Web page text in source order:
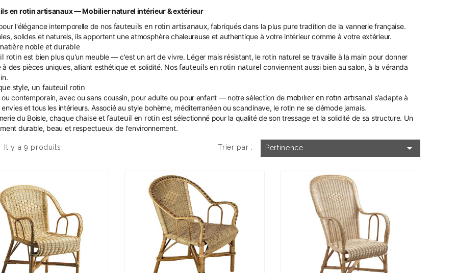
en rotin artisanaux — Mobilier naturel intérieur & extérieur
l'élégance intemporelle de nos fauteuils en rotin artisanaux, fabriqués dans la plus pure tradition de la vannerie française.
solides et naturels, ils apportent une atmosphère chaleureuse et authentique à votre intérieur comme à votre extérieur.
noble et durable
rotin est bien plus qu'un meuble — c'est un art de vivre. Léger mais résistant, le rotin naturel se travaille à la main pour donner
à des pièces uniques, alliant esthétique et solidité. Nosfauteuils en rotin naturel conviennent aussi bien au salon, à la véranda
style, un fauteuil rotin
ou contemporain, avec ou sans coussin, pour adulte ou pour enfant — notre sélection de mobilier en rotin artisanal s'adapte à
et tous les intérieurs. Associé au style bohème, méditerranéen ou scandinave, le rotin ne se démode jamais.
du Boisle, chaquechaise et fauteuil en rotin est sélectionné pour la qualité de son tressage et la solidité de sa structure. Un
durable, beau et respectueux de l'environnement.
Il y a 9 produits. Trier par : Pertinence 